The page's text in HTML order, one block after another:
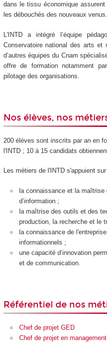
dans le tissu économique
les débouchés des nouveaux venus.
L'INTD a intégré l’équipe
Conservatoire national des arts et
d’autres équipes du Cnam
offre de formation notamment
pilotage des organisations.
Nos élèves, nos
200 élèves sont inscrits par an en
l'INTD ; 10 à 15 candidats
Les métiers de l'INTD s'appuient
la connaissance et la
d’information ;
la maîtrise des outils et des
production, la recherche et le
la connaissance de
informationnels ;
une capacité d’innovation
et de communication.
Référentiel de nos
Chef de projet GED
Chef de projet en